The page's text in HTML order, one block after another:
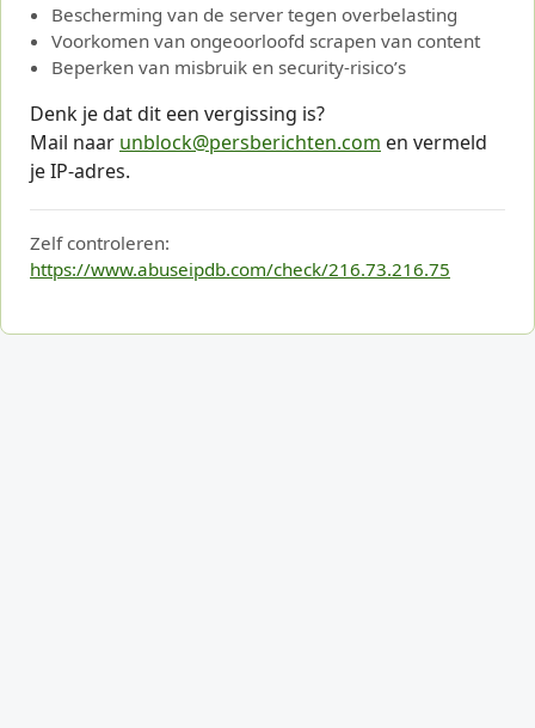
Bescherming van de server tegen overbelasting
Voorkomen van ongeoorloofd scrapen van content
Beperken van misbruik en security-risico’s
Denk je dat dit een vergissing is?
Mail naar unblock@persberichten.com en vermeld
je IP-adres.
Zelf controleren:
https://www.abuseipdb.com/check/216.73.216.75